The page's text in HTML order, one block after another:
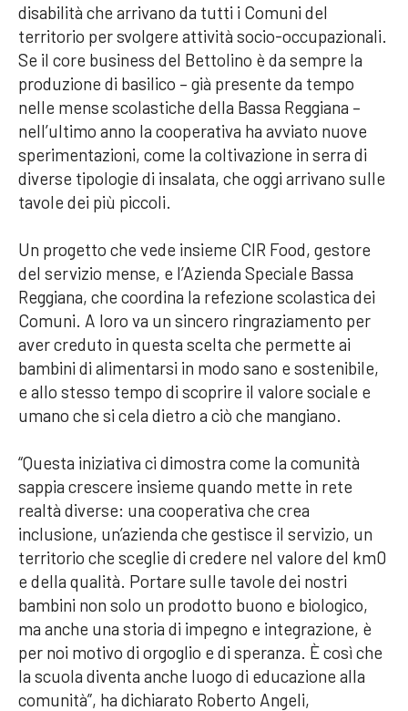
disabilità che arrivano da tutti i Comuni del
territorio per svolgere attività socio-occupazionali.
Se il core business del Bettolino è da sempre la
produzione di basilico – già presente da tempo
nelle mense scolastiche della Bassa Reggiana –
nell’ultimo anno la cooperativa ha avviato nuove
sperimentazioni, come la coltivazione in serra di
diverse tipologie di insalata, che oggi arrivano sulle
tavole dei più piccoli.
Un progetto che vede insieme CIR Food, gestore
del servizio mense, e l’Azienda Speciale Bassa
Reggiana, che coordina la refezione scolastica dei
Comuni. A loro va un sincero ringraziamento per
aver creduto in questa scelta che permette ai
bambini di alimentarsi in modo sano e sostenibile,
e allo stesso tempo di scoprire il valore sociale e
umano che si cela dietro a ciò che mangiano.
“Questa iniziativa ci dimostra come la comunità
sappia crescere insieme quando mette in rete
realtà diverse: una cooperativa che crea
inclusione, un’azienda che gestisce il servizio, un
territorio che sceglie di credere nel valore del km0
e della qualità. Portare sulle tavole dei nostri
bambini non solo un prodotto buono e biologico,
ma anche una storia di impegno e integrazione, è
per noi motivo di orgoglio e di speranza. È così che
la scuola diventa anche luogo di educazione alla
comunità”, ha dichiarato Roberto Angeli,